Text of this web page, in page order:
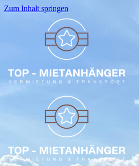
Zum Inhalt springen